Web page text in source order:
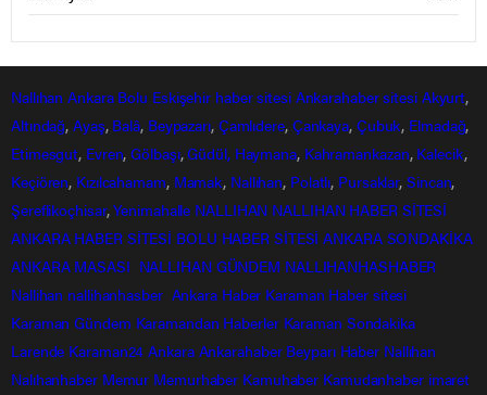
Nallıhan Ankara Bolu Eskişehir haber sitesi Ankarahabersitesi Akyurt,
Altındağ,Ayaş, Balâ, Beypazarı, Çamlıdere, Çankaya, Çubuk, Elmadağ,
Etimesgut, Evren,Gölbaşı,Güdül, Haymana, Kahramankazan, Kalecik,
Keçiören, Kızılcahamam, Mamak, Nallıhan, Polatlı, Pursaklar,Sincan,
Şereflikoçhisar,Yenimahalle NALLIHAN NALLIHAN HABER SİTESİ
ANKARA HABER SİTESİ BOLU HABER SİTESİ ANKARA SONDAKİKA
ANKARA MASASI NALLIHAN GÜNDEM NALLIHANHASHABER
Nallihan nallihanhasber Ankara Haber Karaman Haber sitesi
Karaman Gündem Karamandan Haberler Karaman Sondakika
Larende Karaman24 Ankara Ankarahaber Beyparı Haber Nallıhan
Nalıhanhaber Memur Memurhaber Kamuhaber Kamudanhaber imaret